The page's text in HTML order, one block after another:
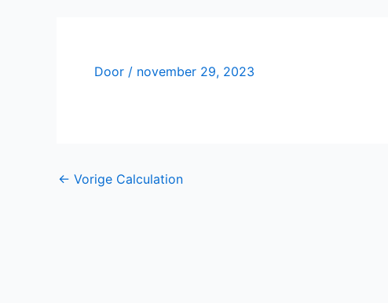
Door / november 29, 2023
← Vorige Calculation